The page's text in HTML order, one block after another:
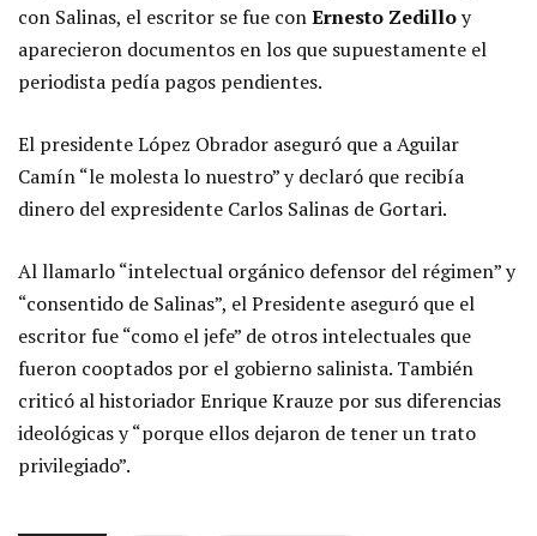
con Salinas, el escritor se fue conErnesto Zedilloy
aparecieron documentos en los que supuestamente el
periodista pedía pagos pendientes.
El presidente López Obrador aseguró que a Aguilar
Camín “le molesta lo nuestro” y declaró que recibía
dinero del expresidente Carlos Salinas de Gortari.
Al llamarlo “intelectual orgánico defensor del régimen” y
“consentido de Salinas”, el Presidente aseguró que el
escritor fue “como el jefe” de otros intelectuales que
fueron cooptados por el gobierno salinista. También
criticó al historiador Enrique Krauze por sus diferencias
ideológicas y “porque ellos dejaron de tener un trato
privilegiado”.